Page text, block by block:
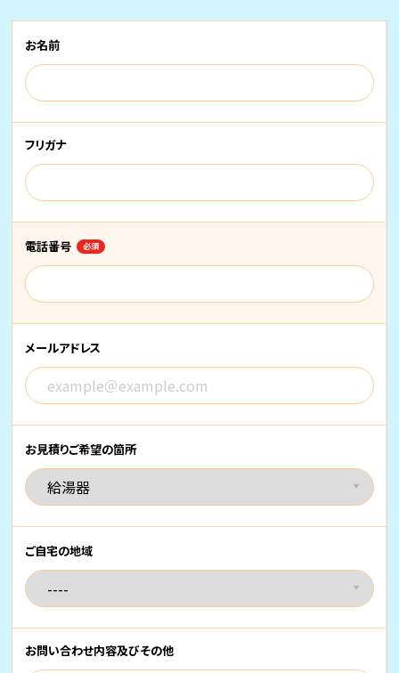
お名前
フリガナ
電話番号 必須
メールアドレス
お見積りご希望の箇所
ご自宅の地域
お問い合わせ内容及びその他